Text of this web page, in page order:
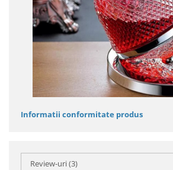
Informatii conformitate produs
Review-uri(3)